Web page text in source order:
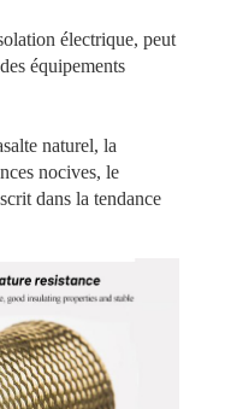
électrique, peut
équipements
naturel, la
nocives, le
dans la tendance